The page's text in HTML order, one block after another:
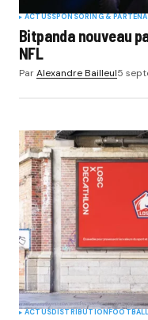
ACTUSSPONSORING &
Bitpanda nouveau
NFL
ParAlexandre Bailleul5
ACTUSDISTRIBUTION FOOTBALL